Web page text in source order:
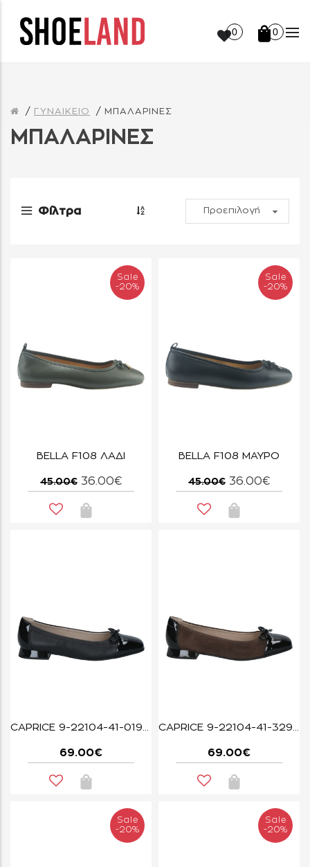
0 0
ΓΥΝΑΙΚΕΙΟ ΜΠΑΛΑΡΙΝΕΣ
ΜΠΑΛΑΡΙΝΕΣ
Φίλτρα
Sale
-20%
BELLA F108 ΛΑΔΙ
45.00€ 36.00€
Sale
-20%
BELLA F108 ΜΑΥΡΟ
45.00€ 36.00€
CAPRICE 9-22104-41-019 BLACK COMB
69.00€
CAPRICE 9-22104-41-329 BROWN COMB
69.00€
Sale
-20%
Sale
-20%